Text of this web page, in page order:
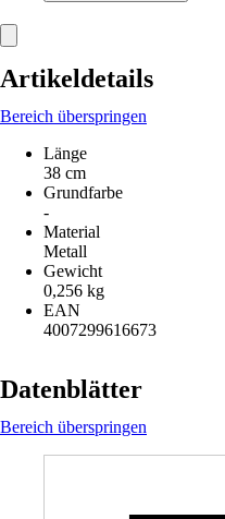
Artikeldetails
Bereich überspringen
Länge
38 cm
Grundfarbe
-
Material
Metall
Gewicht
0,256 kg
EAN
4007299616673
Datenblätter
Bereich überspringen